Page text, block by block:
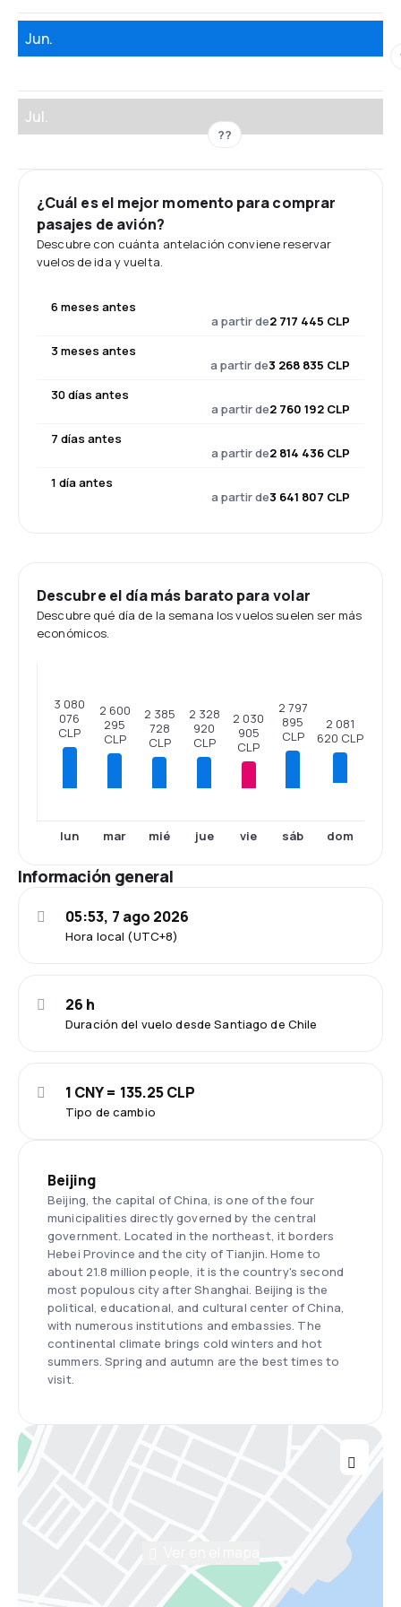
Jun.
Jul.
??
¿Cuál es el mejor momento para comprar
pasajes de avión?
Descubre con cuánta antelación conviene reservar
vuelos de ida y vuelta.
6 meses antes
a partir de2 717 445 CLP
3 meses antes
a partir de3 268 835 CLP
30 días antes
a partir de2 760 192 CLP
7 días antes
a partir de2 814 436 CLP
1 día antes
a partir de3 641 807 CLP
Descubre el día más barato para volar
Descubre qué día de la semana los vuelos suelen ser más
económicos.
3 080
076
CLP
lun
2 600
295
CLP
mar
2 385
728
CLP
mié
2 328
920
CLP
jue
2 030
905
CLP
vie
2 797
895
CLP
sáb
2 081
620 CLP
dom
Información general
Hora local (UTC+8)
05:53, 7 ago 2026
Duración del vuelo desde Santiago de Chile
26 h
Tipo de cambio
1 CNY = 135.25 CLP
Beijing
Beijing, the capital of China, is one of the four
municipalities directly governed by the central
government. Located in the northeast, it borders
Hebei Province and the city of Tianjin. Home to
about 21.8 million people, it is the country's second
most populous city after Shanghai. Beijing is the
political, educational, and cultural center of China,
with numerous institutions and embassies. The
continental climate brings cold winters and hot
summers. Spring and autumn are the best times to
visit.